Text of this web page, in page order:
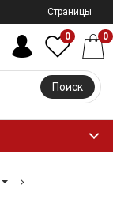
Страницы
Поиск
0 0